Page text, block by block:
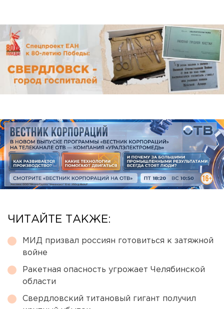
ЧИТАЙТЕ ТАКЖЕ:
МИД призвал россиян готовиться к затяжной
войне
Ракетная опасность угрожает Челябинской
области
Свердловский титановый гигант получил